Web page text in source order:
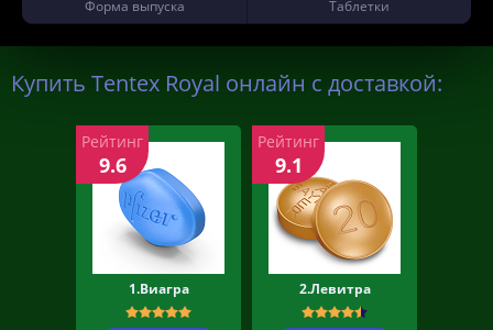
Форма выпуска
Таблетки
Купить Tentex Royal онлайн с доставкой:
1.Виагра
Рейтинг
9.6
2.Левитра
Рейтинг
9.1